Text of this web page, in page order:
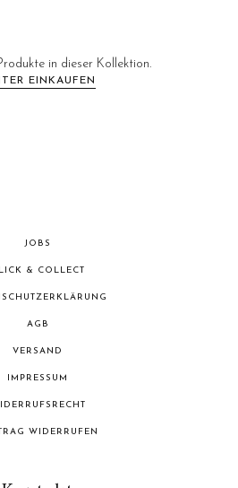
in dieser Kollektion.
EINKAUFEN
JOBS
& COLLECT
AGB
VERSAND
IMPRESSUM
WIDERRUFEN